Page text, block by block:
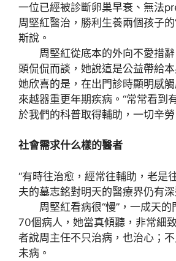
一位已經被診斷卵巢早衰、無法
周堅紅醫治，勝利生養兩個孩子
斯說。
周堅紅從底本的外向不愛措辭
頭侃侃而談，她說這是公益帶給
她欣喜的是，在出門診時顯明感
來越器重更年期疾病。“常常看到
於我們的科普取得輔助，一切辛
社會需求什么樣的醫者
“有時往治愈，經常往輔助，老是
夫的墓志銘對明天的醫療界仍有
周堅紅看病很“慢”，一成天的
70個病人，她當真傾聽，非常細
者說周主任不只治病，也治心；
未病。